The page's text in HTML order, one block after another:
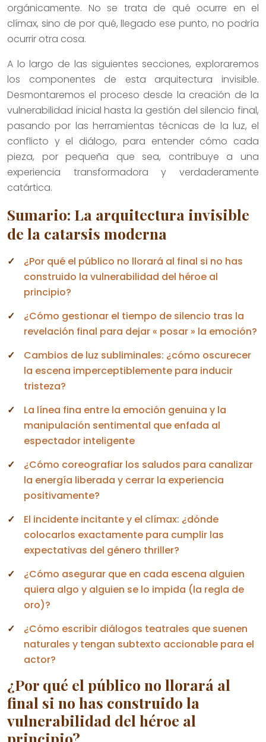
orgánicamente. No se trata de qué ocurre en el
clímax, sino de por qué, llegado ese punto, no podría
ocurrir otra cosa.
A lo largo de las siguientes secciones, exploraremos
los componentes de esta arquitectura invisible.
Desmontaremos el proceso desde la creación de la
vulnerabilidad inicial hasta la gestión del silencio final,
pasando por las herramientas técnicas de la luz, el
conflicto y el diálogo, para entender cómo cada
pieza, por pequeña que sea, contribuye a una
experiencia transformadora y verdaderamente
catártica.
Sumario: La arquitectura invisible
de la catarsis moderna
¿Por qué el público no llorará al final si no has
construido la vulnerabilidad del héroe al
principio?
¿Cómo gestionar el tiempo de silencio tras la
revelación final para dejar « posar » la emoción?
Cambios de luz subliminales: ¿cómo oscurecer
la escena imperceptiblemente para inducir
tristeza?
La línea fina entre la emoción genuina y la
manipulación sentimental que enfada al
espectador inteligente
¿Cómo coreografiar los saludos para canalizar
la energía liberada y cerrar la experiencia
positivamente?
El incidente incitante y el clímax: ¿dónde
colocarlos exactamente para cumplir las
expectativas del género thriller?
¿Cómo asegurar que en cada escena alguien
quiera algo y alguien se lo impida (la regla de
oro)?
¿Cómo escribir diálogos teatrales que suenen
naturales y tengan subtexto accionable para el
actor?
¿Por qué el público no llorará al
final si no has construido la
vulnerabilidad del héroe al
principio?